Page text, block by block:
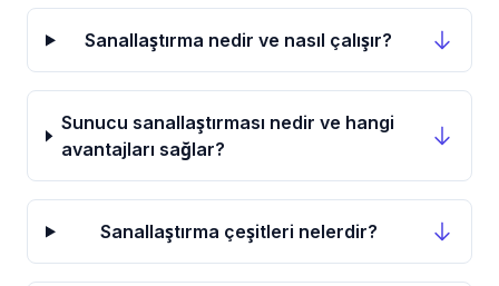
Sanallaştırma nedir ve nasıl çalışır?
Sunucu sanallaştırması nedir ve hangi
avantajları sağlar?
Sanallaştırma çeşitleri nelerdir?